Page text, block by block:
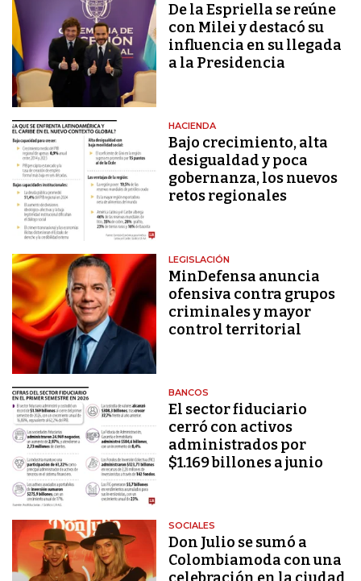
De la Espriella se reúne
con Milei y destacó su
influencia en su llegada
a la Presidencia
HACIENDA
Bajo crecimiento, alta
desigualdad y poca
gobernanza, los nuevos
retos regionales
LEGISLACIÓN
MinDefensa anuncia
ofensiva contra grupos
criminales y mayor
control territorial
BANCOS
El sector fiduciario
cerró con activos
administrados por
$1.169 billones a junio
SOCIALES
Don Julio se sumó a
Colombiamoda con una